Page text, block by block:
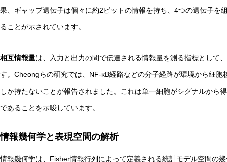
果、ギャップ遺伝子は個々に約2ビットの情報を持ち、4つの遺伝子を
ることが示されています。
相互情報量は、入力と出力の間で伝達される情報量を測る指標として
す。Cheongらの研究では、NF-κB経路などの分子経路が環境から細
しか持たないことが報告されました。これは単一細胞がシグナルから
であることを示唆しています。
情報幾何学と表現空間の解析
情報幾何学は、Fisher情報行列によって定義される統計モデル空間の